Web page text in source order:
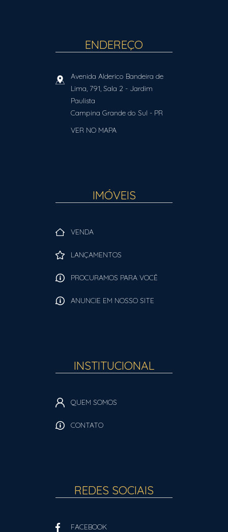
ENDEREÇO
Avenida Alderico Bandeira de
Lima, 791, Sala 2 - Jardim
Paulista
Campina Grande do Sul - PR
VER NO MAPA
IMÓVEIS
VENDA
LANÇAMENTOS
PROCURAMOS PARA VOCÊ
ANUNCIE EM NOSSO SITE
INSTITUCIONAL
QUEM SOMOS
CONTATO
REDES SOCIAIS
FACEBOOK